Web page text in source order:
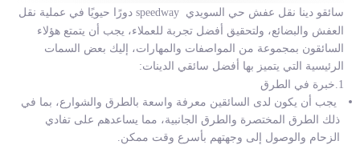
سائقو دينا نقل عفش حي السويدي
speedway دورًا حيويًا في عملية نقل
العفش والبضائع، ولتحقيق أفضل تجربة للعملاء، يجب أن يتمتع هؤلاء
السائقون بمجموعة من المواصفات والمهارات، إليك بعض السمات
الرئيسية التي يتميز بها أفضل سائقي الدينات:
1.خبرة في الطرق
يجب أن يكون لدى السائقين معرفة واسعة بالطرق والشوارع، بما في
ذلك الطرق المختصرة والطرق الجانبية، مما يساعدهم على تفادي
الزحام والوصول إلى وجهتهم بأسرع وقت ممكن.